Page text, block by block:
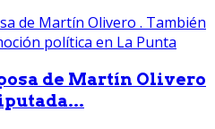
de Martín Olivero